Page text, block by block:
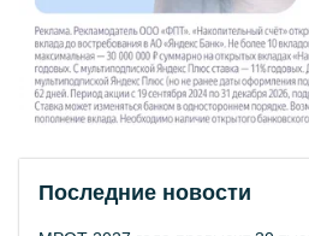
Последние новости